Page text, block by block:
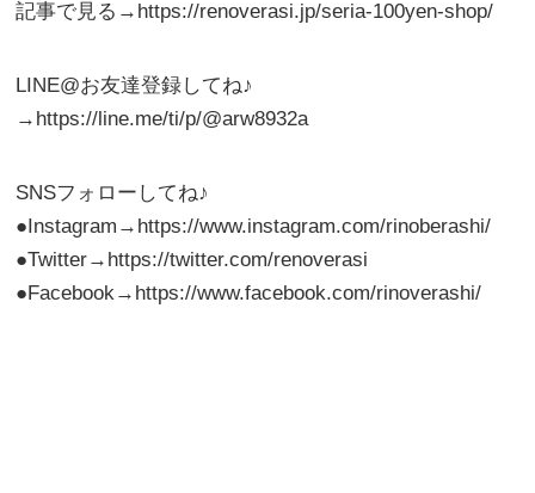
記事で見る→https://renoverasi.jp/seria-100yen-shop/
LINE@お友達登録してね♪
→https://line.me/ti/p/@arw8932a
SNSフォローしてね♪
●Instagram→https://www.instagram.com/rinoberashi/
●Twitter→https://twitter.com/renoverasi
●Facebook→https://www.facebook.com/rinoverashi/